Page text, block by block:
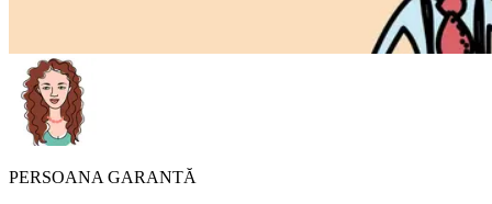
PERSOANA GARANTĂ